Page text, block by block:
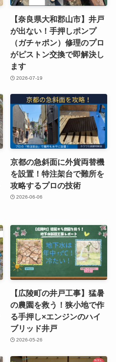
【奈良県大和郡山市】井戸
が出ない！手押しポンプ
（ガチャポン）修理のプロ
がピストン交換で即解決し
ます
2026-07-19
京都の急斜面に外貨両替機
を設置！特注架台で難所を
攻略するプロの技術
2026-06-06
【広陵町の井戸工事】猛暑
の農園を救う！狭小地で作
る手押し×エンジンのハイ
ブリッド井戸
2026-05-26